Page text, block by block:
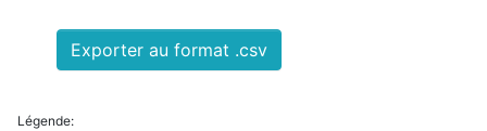
Exporter au format .csv
Légende: